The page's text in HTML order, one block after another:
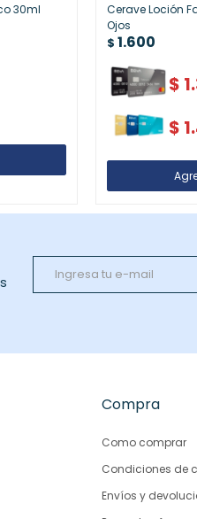
30ml
Cerave Loción
Ojos
$ 1.600
$
$
Compra
Como comprar
Condiciones de
Envíos y